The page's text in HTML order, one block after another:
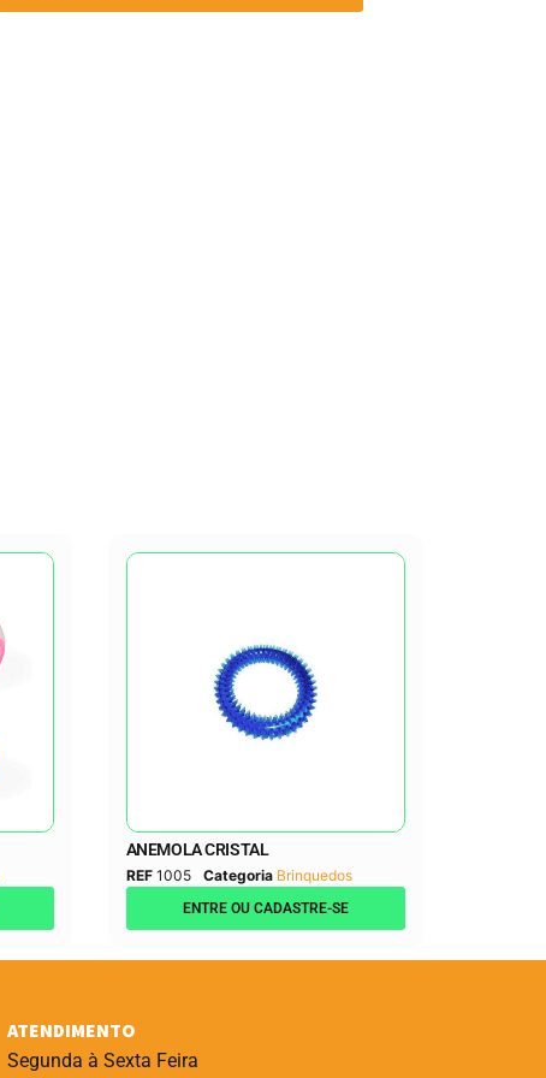
ANEMOLA CRISTAL
REF 1005 Categoria Brinquedos
ENTRE OU CADASTRE-SE
ATENDIMENTO
Segunda à Sexta Feira